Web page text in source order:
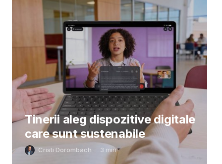
Tinerii aleg dispozitive digitale
care sunt sustenabile
Cristi Dorombach 3 min